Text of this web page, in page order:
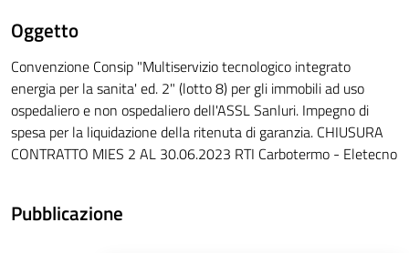
Oggetto
Convenzione Consip "Multiservizio tecnologico integrato
energia per la sanita' ed. 2" (lotto 8) per gli immobili ad uso
ospedaliero e non ospedaliero dell'ASSL Sanluri. Impegno di
spesa per la liquidazione della ritenuta di garanzia. CHIUSURA
CONTRATTO MIES 2 AL 30.06.2023 RTI Carbotermo - Eletecno
Pubblicazione